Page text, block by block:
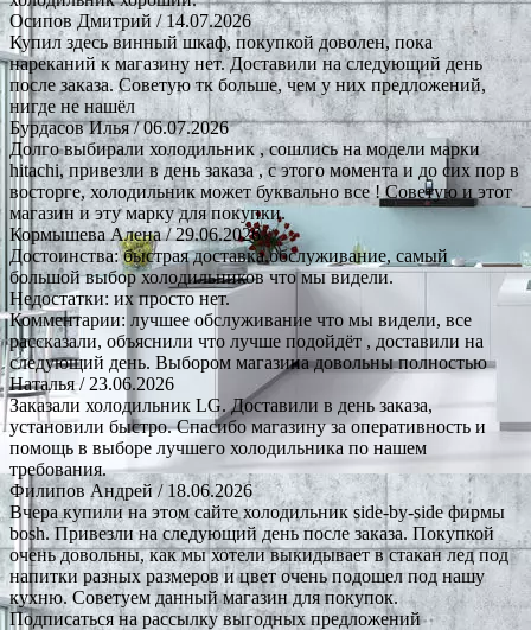
Осипов Дмитрий / 14.07.2026
Купил здесь винный шкаф, покупкой доволен, пока
нареканий к магазину нет. Доставили на следующий день
после заказа. Советую тк больше, чем у них предложений,
нигде не нашёл
Бурдасов Илья/ 06.07.2026
Долго выбирали холодильник , сошлись на модели марки
hitachi, привезли в день заказа , с этого момента и до сих пор в
восторге, холодильник может буквально все ! Советую и этот
магазин и эту марку для покупки.
Кормышева Алена/ 29.06.2026
Достоинства: быстрая доставка.обслуживание, самый
большой выбор холодильников что мы видели.
Недостатки: их просто нет.
Комментарии: лучшее обслуживание что мы видели, все
рассказали, объяснили что лучше подойдёт , доставили на
следующий день. Выбором магазина довольны полностью
Наталья/ 23.06.2026
Заказали холодильник LG. Доставили в день заказа,
установили быстро. Спасибо магазину за оперативность и
помощь в выборе лучшего холодильника по нашем
требования.
Филипов Андрей/ 18.06.2026
Вчера купили на этом сайте холодильник side-by-side фирмы
bosh. Привезли на следующий день после заказа. Покупкой
очень довольны, как мы хотели выкидывает в стакан лед под
напитки разных размеров и цвет очень подошел под нашу
кухню. Советуем данный магазин для покупок.
Подписаться на рассылку выгодных предложений